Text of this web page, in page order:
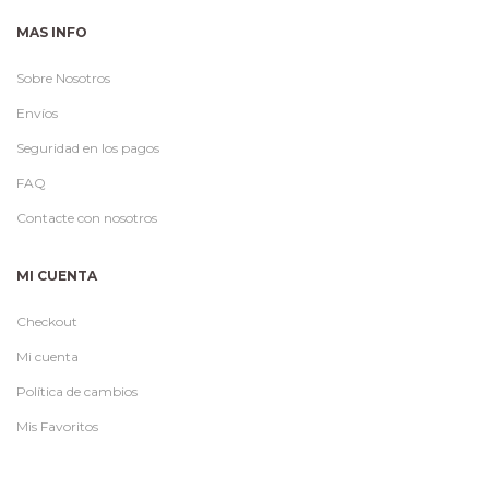
MAS INFO
Sobre Nosotros
Envíos
Seguridad en los pagos
FAQ
Contacte con nosotros
MI CUENTA
Checkout
Mi cuenta
Política de cambios
Mis Favoritos